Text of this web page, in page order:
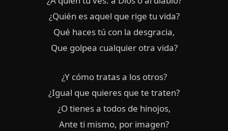
¿Quién es aquel que rige tu vida?
Qué haces tú con la desgracia,
Que golpea cualquier otra vida?
¿Y cómo tratas a los otros?
¿Igual que quieres que te traten?
¿O tienes a todos de hinojos,
Ante ti mismo, por imagen?